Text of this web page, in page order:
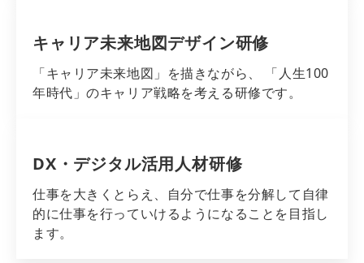
キャリア未来地図デザイン研修
「キャリア未来地図」を描きながら、 「人生100
年時代」のキャリア戦略を考える研修です。
DX・デジタル活用人材研修
仕事を大きくとらえ、自分で仕事を分解して自律
的に仕事を行っていけるようになることを目指し
ます。